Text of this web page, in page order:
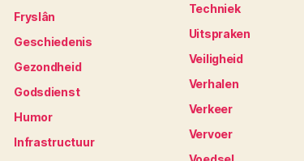
Fryslân
Geschiedenis
Gezondheid
Godsdienst
Humor
Infrastructuur
Techniek
Uitspraken
Veiligheid
Verhalen
Verkeer
Vervoer